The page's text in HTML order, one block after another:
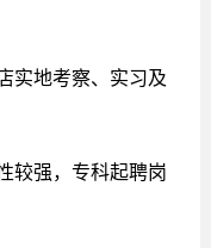
实地考察、实习及
较强，专科起聘岗